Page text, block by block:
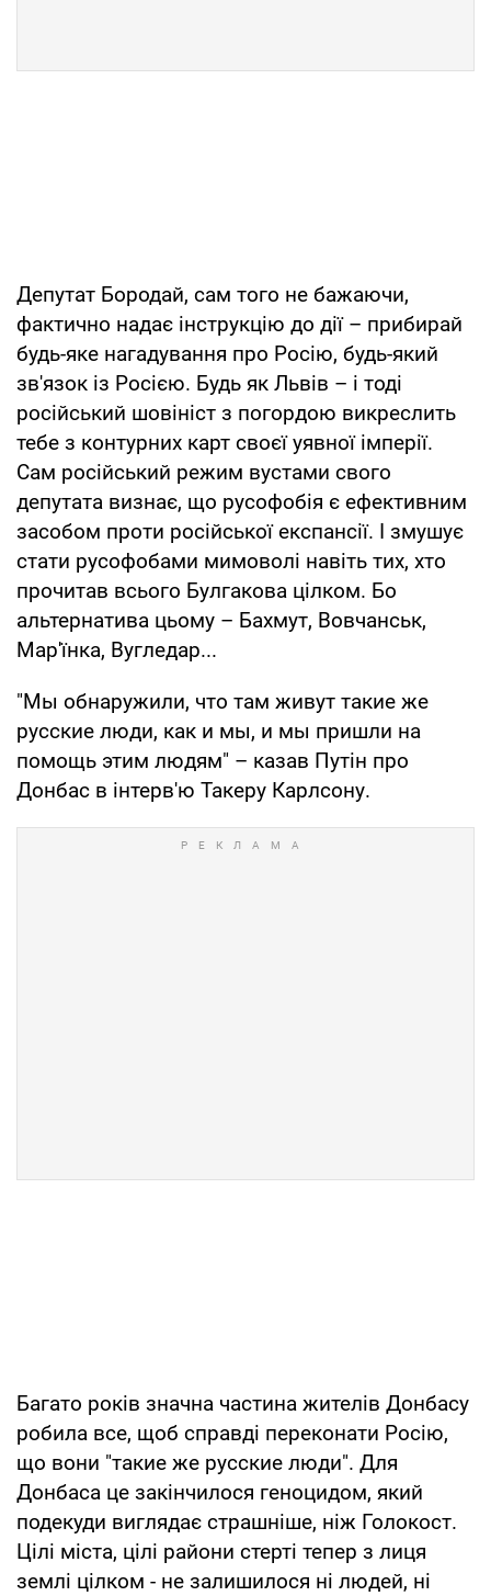
Депутат Бородай, сам того не бажаючи,
фактично надає інструкцію до дії – прибирай
будь-яке нагадування про Росію, будь-який
зв'язок із Росією. Будь як Львів – і тоді
російський шовініст з погордою викреслить
тебе з контурних карт своєї уявної імперії.
Сам російський режим вустами свого
депутата визнає, що русофобія є ефективним
засобом проти російської експансії. І змушує
стати русофобами мимоволі навіть тих, хто
прочитав всього Булгакова цілком. Бо
альтернатива цьому – Бахмут, Вовчанськ,
Мар'їнка, Вугледар...
"Мы обнаружили, что там живут такие же
русские люди, как и мы, и мы пришли на
помощь этим людям" – казав Путін про
Донбас в інтерв'ю Такеру Карлсону.
Багато років значна частина жителів Донбасу
робила все, щоб справді переконати Росію,
що вони "такие же русские люди". Для
Донбаса це закінчилося геноцидом, який
подекуди виглядає страшніше, ніж Голокост.
Цілі міста, цілі райони стерті тепер з лиця
землі цілком - не залишилося ні людей, ні